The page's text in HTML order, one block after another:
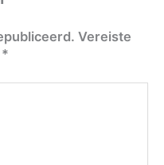
Vereiste
*